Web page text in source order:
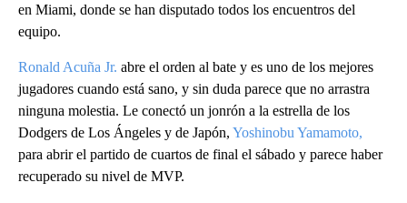
en Miami, donde se han disputado todos los encuentros del
equipo.
Ronald Acuña Jr. abre el orden al bate y es uno de los mejores
jugadores cuando está sano, y sin duda parece que no arrastra
ninguna molestia. Le conectó un jonrón a la estrella de los
Dodgers de Los Ángeles y de Japón, Yoshinobu Yamamoto,
para abrir el partido de cuartos de final el sábado y parece haber
recuperado su nivel de MVP.